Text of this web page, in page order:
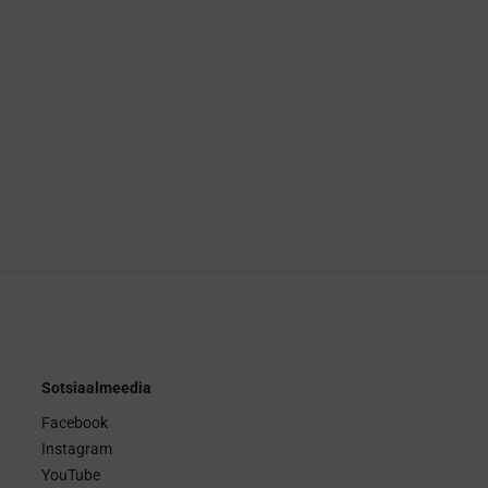
Sotsiaalmeedia
Facebook
Instagram
YouTube